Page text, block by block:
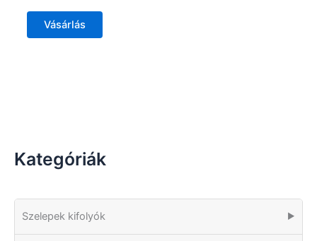
Kategóriák
Szelepek kifolyók ▶
Vásárlás